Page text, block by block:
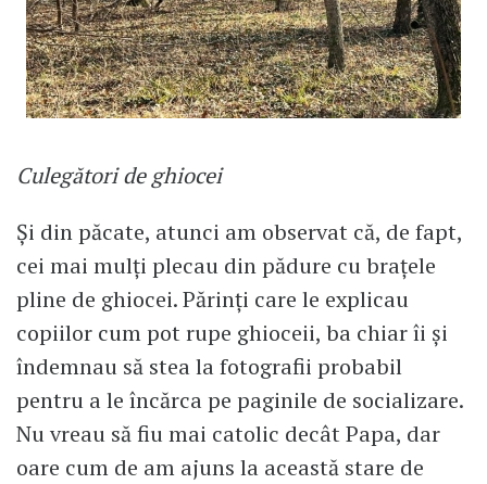
Culegători de ghiocei
Și din păcate, atunci am observat că, de fapt,
cei mai mulți plecau din pădure cu brațele
pline de ghiocei. Părinți care le explicau
copiilor cum pot rupe ghioceii, ba chiar îi și
îndemnau să stea la fotografii probabil
pentru a le încărca pe paginile de socializare.
Nu vreau să fiu mai catolic decât Papa, dar
oare cum de am ajuns la această stare de